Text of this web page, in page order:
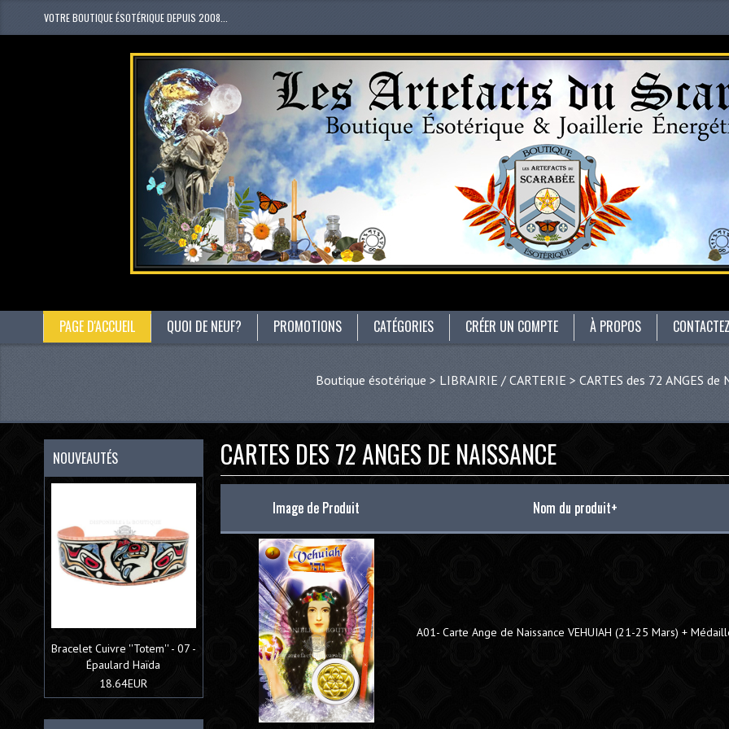
VOTRE BOUTIQUE ÉSOTÉRIQUE DEPUIS 2008...
PAGE D'ACCUEIL QUOI DE NEUF? PROMOTIONS CATÉGORIES CRÉER UN COMPTE À PROPOS
Boutique ésotérique > LIBRAIRIE / CARTERIE > CARTES des 72 ANGES de
CARTES DES 72 ANGES DE NAISSANCE
Image de Produit Nom du produit+
A01- Carte Ange de Naissance VEHUIAH (21-25 Mars) +
NOUVEAUTÉS
Bracelet Cuivre ''Totem'' - 07 -
Épaulard Haïda
18.64EUR